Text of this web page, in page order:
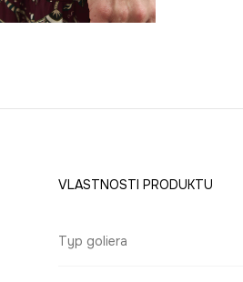
VLASTNOSTI PRODUKTU
Typ goliera